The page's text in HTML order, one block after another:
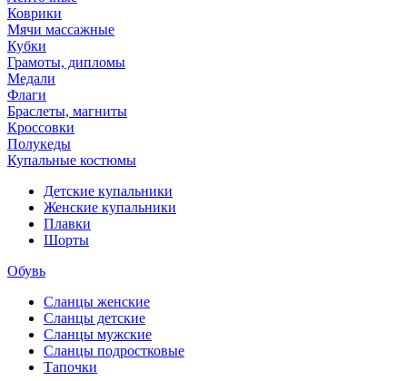
Коврики
Мячи массажные
Кубки
Грамоты, дипломы
Медали
Флаги
Браслеты, магниты
Кроссовки
Полукеды
Купальные костюмы
Детские купальники
Женские купальники
Плавки
Шорты
Обувь
Сланцы женские
Сланцы детские
Сланцы мужские
Сланцы подростковые
Тапочки